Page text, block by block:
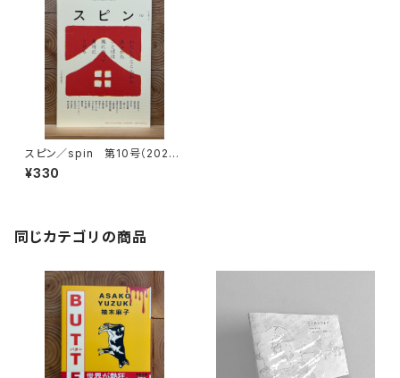
スピン／spin 第10号（2025
年1月号）
¥330
同じカテゴリの商品